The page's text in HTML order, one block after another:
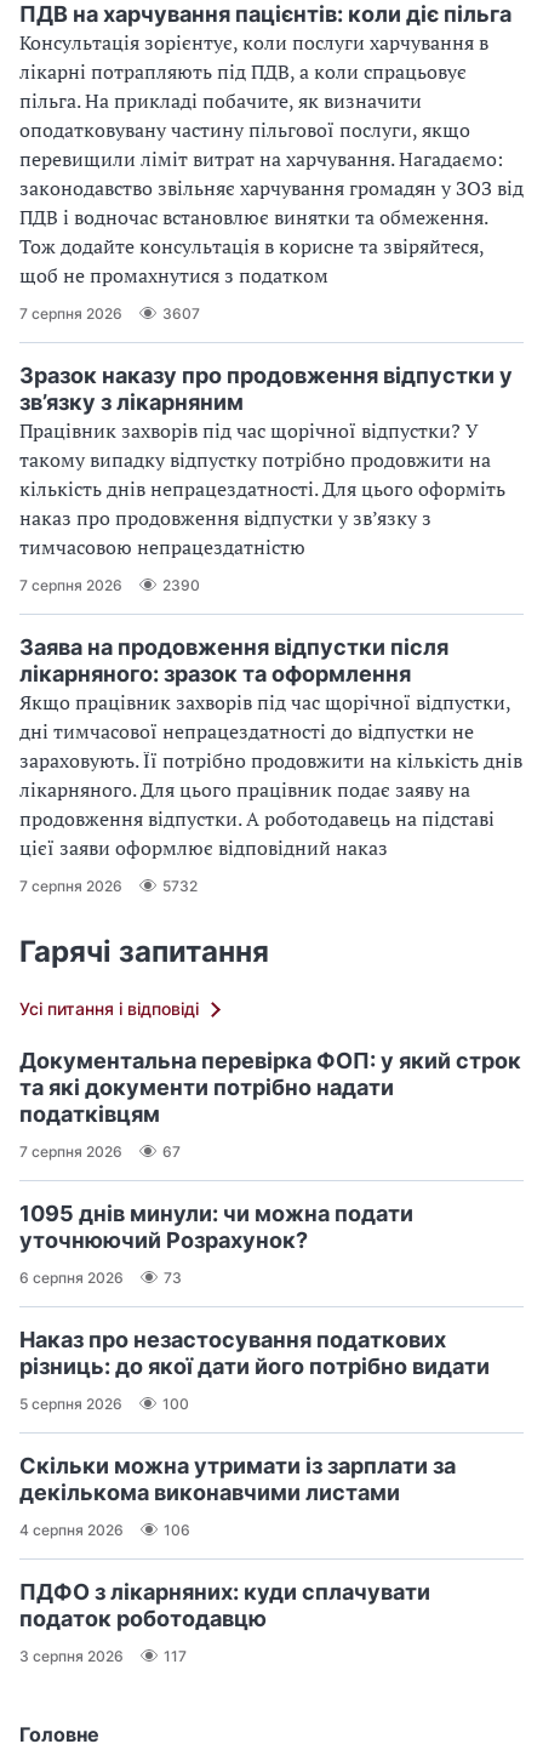
Головне
ПДВ на харчування пацієнтів: коли діє пільга
Консультація зорієнтує, коли послуги харчування в
лікарні потрапляють під ПДВ, а коли спрацьовує
пільга. На прикладі побачите, як визначити
оподатковувану частину пільгової послуги, якщо
перевищили ліміт витрат на харчування. Нагадаємо:
законодавство звільняє харчування громадян у ЗОЗ від
ПДВ і водночас встановлює винятки та обмеження.
Тож додайте консультація в корисне та звіряйтеся,
щоб не промахнутися з податком
7 серпня 2026 3607
Зразок наказу про продовження відпустки у
зв’язку з лікарняним
Працівник захворів під час щорічної відпустки? У
такому випадку відпустку потрібно продовжити на
кількість днів непрацездатності. Для цього оформіть
наказ про продовження відпустки у зв’язку з
тимчасовою непрацездатністю
7 серпня 2026 2390
Заява на продовження відпустки після
лікарняного: зразок та оформлення
Якщо працівник захворів під час щорічної відпустки,
дні тимчасової непрацездатності до відпустки не
зараховують. Її потрібно продовжити на кількість днів
лікарняного. Для цього працівник подає заяву на
продовження відпустки. А роботодавець на підставі
цієї заяви оформлює відповідний наказ
7 серпня 2026 5732
Гарячі запитання
Усі питання і відповіді
Документальна перевірка ФОП: у який строк
та які документи потрібно надати
податківцям
7 серпня 2026 67
1095 днів минули: чи можна подати
уточнюючий Розрахунок?
6 серпня 2026 73
Наказ про незастосування податкових
різниць: до якої дати його потрібно видати
5 серпня 2026 100
Скільки можна утримати із зарплати за
декількома виконавчими листами
4 серпня 2026 106
ПДФО з лікарняних: куди сплачувати
податок роботодавцю
3 серпня 2026 117